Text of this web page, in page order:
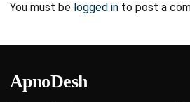
You must be logged in to post a
ApnoDesh